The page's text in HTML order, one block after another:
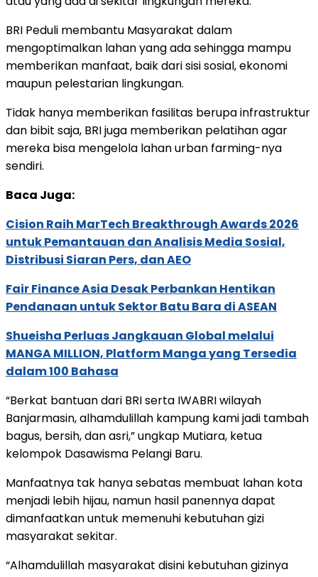
BRI Peduli membantu Masyarakat dalam
mengoptimalkan lahan yang ada sehingga mampu
memberikan manfaat, baik dari sisi sosial, ekonomi
maupun pelestarian lingkungan.
Tidak hanya memberikan fasilitas berupa infrastruktur
dan bibit saja, BRI juga memberikan pelatihan agar
mereka bisa mengelola lahan urban farming-nya
sendiri.
Baca Juga:
Cision Raih MarTech Breakthrough Awards 2026
untuk Pemantauan dan Analisis Media Sosial,
Distribusi Siaran Pers, dan AEO
Fair Finance Asia Desak Perbankan Hentikan
Pendanaan untuk Sektor Batu Bara di ASEAN
Shueisha Perluas Jangkauan Global melalui
MANGA MILLION, Platform Manga yang Tersedia
dalam 100 Bahasa
“Berkat bantuan dari BRI serta IWABRI wilayah
Banjarmasin, alhamdulillah kampung kami jadi tambah
bagus, bersih, dan asri,” ungkap Mutiara, ketua
kelompok Dasawisma Pelangi Baru.
Manfaatnya tak hanya sebatas membuat lahan kota
menjadi lebih hijau, namun hasil panennya dapat
dimanfaatkan untuk memenuhi kebutuhan gizi
masyarakat sekitar.
“Alhamdulillah masyarakat disini kebutuhan gizinya